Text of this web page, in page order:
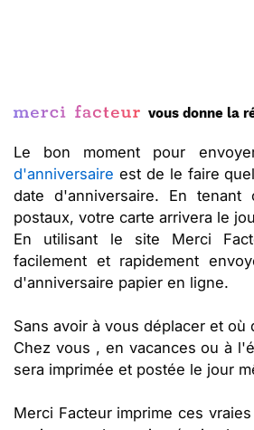
vous donne la
Le bon moment pour
d'anniversaire est de le faire
date d'anniversaire. En tenant
postaux, votre carte arrivera le
En utilisant le site Merci
facilement et rapidement
d'anniversaire papier en ligne.
Sans avoir à vous déplacer et où
Chez vous , en vacances ou à
sera imprimée et postée le jour
Merci Facteur imprime ces